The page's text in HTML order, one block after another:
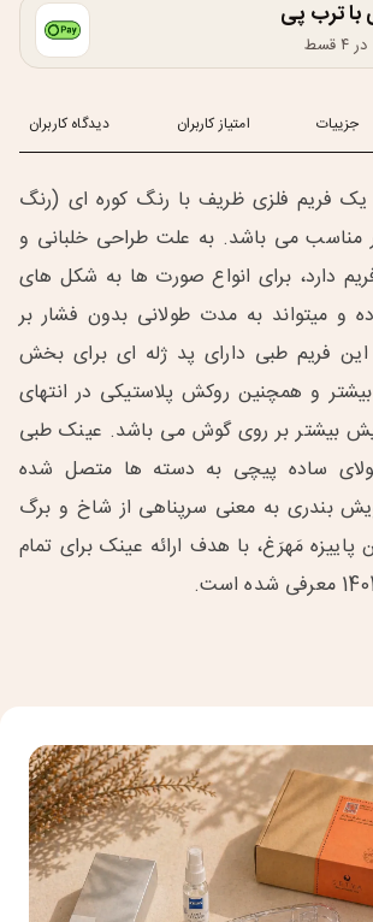
ترب پی
جزییات امتیاز کاربران دیدگاه کاربران
فریم فلزی ظریف با رنگ کوره ای (رنگ
مناسب می باشد. به علت طراحی خلبانی و
دارد، برای انواع صورت ها به شکل های
و میتواند به مدت طولانی بدون فشار بر
فریم طبی دارای پد ژله ای برای بخش
و همچنین روکش پلاستیکی در انتهای
بیشتر بر روی گوش می باشد. عینک طبی
ساده پیچی به دسته ها متصل شده
بندری به معنی سرپناهی از شاخ و برگ
مَهرَغ، با هدف ارائه عینک برای تمام